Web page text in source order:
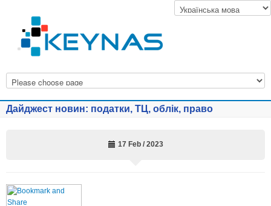
Дайджест новин: податки, ТЦ, облік, право
17 Feb / 2023